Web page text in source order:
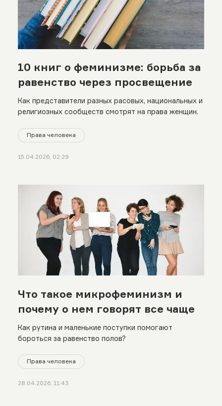
10 книг о феминизме: борьба за
равенство через просвещение
Как представители разных расовых, национальных и
религиозных сообществ смотрят на права женщин.
Права человека
15.04.2026, 02:29
Что такое микрофеминизм и
почему о нем говорят все чаще
Как рутина и маленькие поступки помогают
бороться за равенство полов?
Права человека
28.04.2026, 11:43